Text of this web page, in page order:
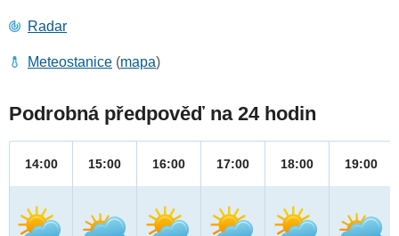
Radar
Meteostanice (mapa)
Podrobná předpověď na 24 hodin
14:00 15:00 16:00 17:00 18:00 19:00